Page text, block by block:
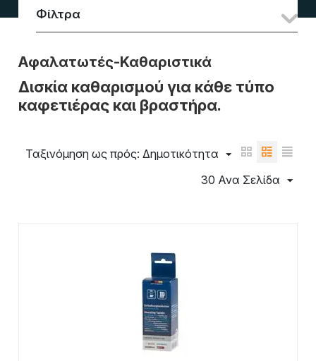
Φίλτρα
Αφαλατωτές-Καθαριστικά
Δισκία καθαρισμού για κάθε τύπο
καφετιέρας και βραστήρα.
Ταξινόμηση ως πρός: Δημοτικότητα
30 Ανα Σελίδα